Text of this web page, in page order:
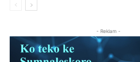
- Reklam -